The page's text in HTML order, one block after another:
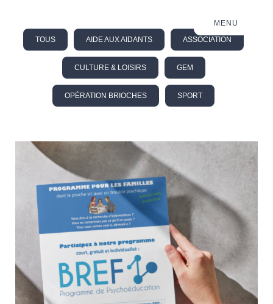
MENU
TOUS
AIDE AUX AIDANTS ASSOCIATION
CULTURE & LOISIRS GEM
OPÉRATION BRIOCHES SPORT